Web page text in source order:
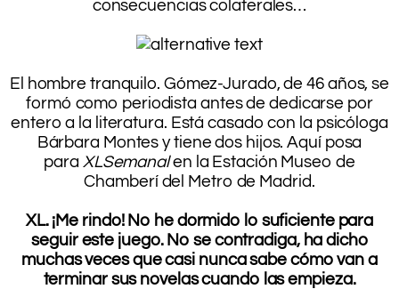
consecuencias colaterales…
El hombre tranquilo. Gómez-Jurado, de 46 años, se
formó como periodista antes de dedicarse por
entero a la literatura. Está casado con la psicóloga
Bárbara Montes y tiene dos hijos. Aquí posa
para XLSemanalen la Estación Museo de
Chamberí del Metro de Madrid.
XL. ¡Me rindo! No he dormido lo suficiente para
seguir este juego. No se contradiga, ha dicho
muchas veces que casi nunca sabe cómo van a
terminar sus novelas cuando las empieza.